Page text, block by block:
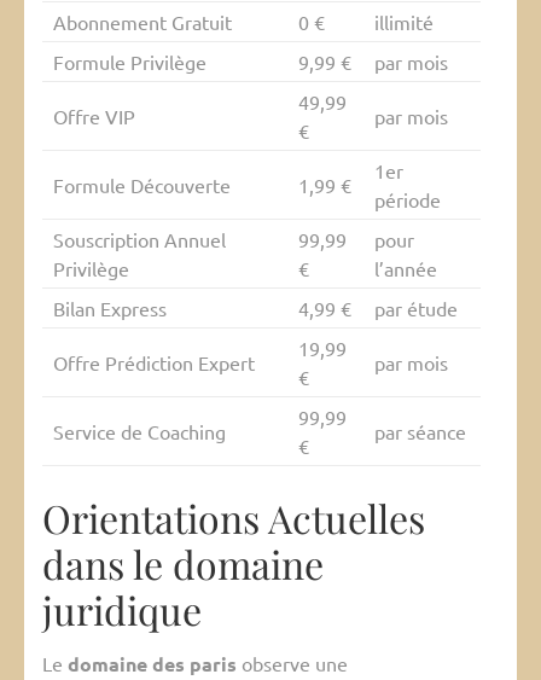
Abonnement Gratuit 0 €
illimité
Formule Privilège
9,99 € par mois
Offre VIP
49,99
€
par mois
Formule Découverte 1,99 €
1er
période
Souscription Annuel
Privilège
99,99
€
pour
l’année
Bilan Express
4,99 € par étude
Offre Prédiction Expert
19,99
€
par mois
Service de Coaching
99,99
€
par séance
Orientations Actuelles
dans le domaine
juridique
Le domaine des paris observe une